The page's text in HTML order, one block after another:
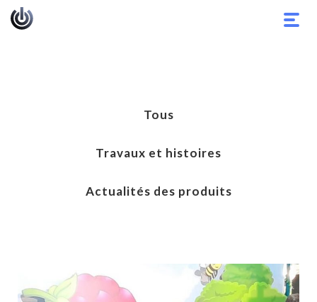
Tous
Travaux et histoires
Actualités des produits